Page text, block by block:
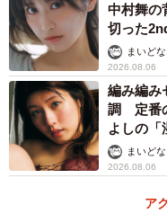
中村舞の
切った
まいど
2026.08.06
編み編み
調 定番
よしの「
まいど
2026.08.06
ア